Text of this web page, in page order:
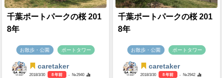
千葉ポートパークの桜 201
8年
お散歩・公園 ポートタワー
caretaker
2018/3/30 8 年前
- №2940
千葉ポートパークの桜 201
8年
お散歩・公園 ポートタワー
caretaker
2018/3/30 8 年前
- №2942